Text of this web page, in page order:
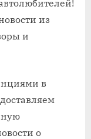
из
и
в
о